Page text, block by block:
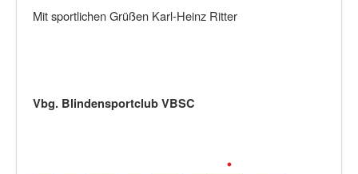
Mit sportlichen Grüßen Karl-Heinz Ritter
Vbg. Blindensportclub VBSC